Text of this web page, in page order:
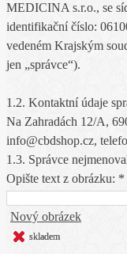
MEDICINA s.r.o., se
identifikační číslo:
vedeném Krajským
jen „správce“).
1.2. Kontaktní údaje
Na Zahradách 12/A,
info@cbdshop.cz,
1.3. Správce
Opište text z obrázku: *
Nový obrázek
skladem
skladem